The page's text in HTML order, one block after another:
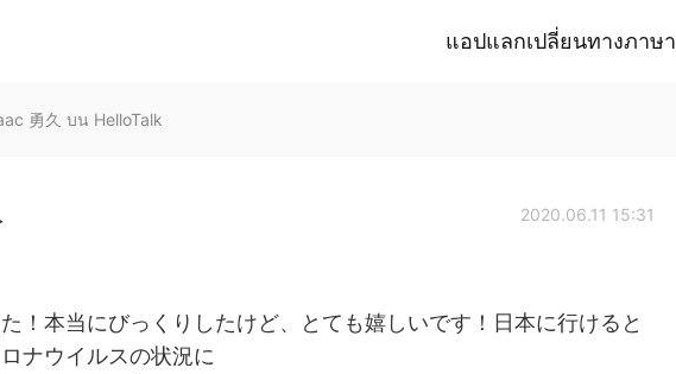
แอปแลกเปลี่ยนทางภาษา
勇久 บน HelloTalk
2020.06.11 15:31
！本当にびっくりしたけど、とても嬉しいです！日本に行けると
ナウイルスの状況に